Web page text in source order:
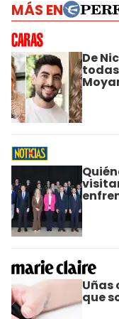
MÁS EN
De
Uñas
que